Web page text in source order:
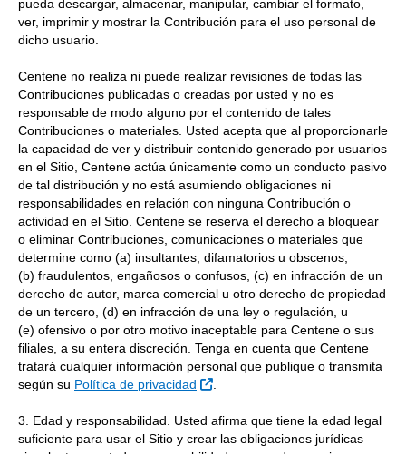
pueda descargar, almacenar, manipular, cambiar el formato,
ver, imprimir y mostrar la Contribución para el uso personal de
dicho usuario.
Centene no realiza ni puede realizar revisiones de todas las
Contribuciones publicadas o creadas por usted y no es
responsable de modo alguno por el contenido de tales
Contribuciones o materiales. Usted acepta que al proporcionarle
la capacidad de ver y distribuir contenido generado por usuarios
en el Sitio, Centene actúa únicamente como un conducto pasivo
de tal distribución y no está asumiendo obligaciones ni
responsabilidades en relación con ninguna Contribución o
actividad en el Sitio. Centene se reserva el derecho a bloquear
o eliminar Contribuciones, comunicaciones o materiales que
determine como (a) insultantes, difamatorios u obscenos,
(b) fraudulentos, engañosos o confusos, (c) en infracción de un
derecho de autor, marca comercial u otro derecho de propiedad
de un tercero, (d) en infracción de una ley o regulación, u
(e) ofensivo o por otro motivo inaceptable para Centene o sus
filiales, a su entera discreción. Tenga en cuenta que Centene
tratará cualquier información personal que publique o transmita
según su Política de privacidad External Link
3. Edad y responsabilidad. Usted afirma que tiene la edad legal
suficiente para usar el Sitio y crear las obligaciones jurídicas